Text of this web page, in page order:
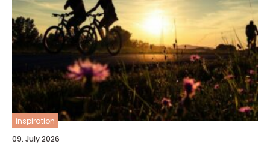
inspiration
09. July 2026